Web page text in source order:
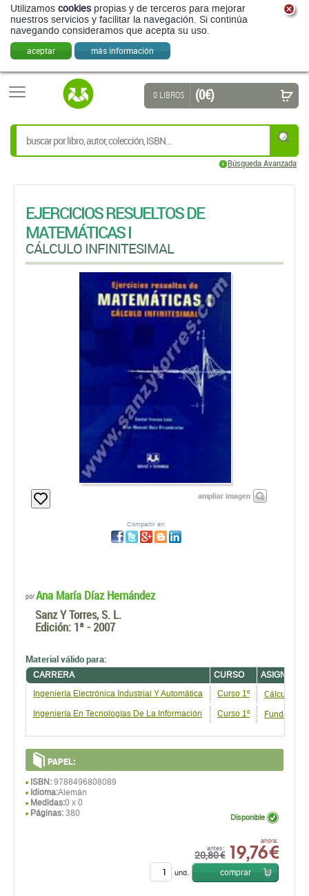
Utilizamos cookies propias y de terceros para mejorar
nuestros servicios y facilitar la navegación. Si continúa
navegando consideramos que acepta su uso.
aceptar más información
Búsqueda Avanzada
0 LIBROS (0 €)
EJERCICIOS RESUELTOS DE
MATEMÁTICAS I
CÁLCULO INFINITESIMAL
ampliar imagen
Compartir en:
porAna María Díaz Hernández
Sanz Y Torres, S. L.
Edición: 1ª - 2007
Material válido para:
CARRERA CURSO
Ingeniería Electrónica Industrial Y Automática
Curso 1º Cálculo I
Ingeniería En Tecnologías De La Información Curso 1º
PAPEL:
ISBN: 9788496808089
Idioma:Alemán
Medidas:0 x 0
Páginas: 380
antes:
20,80 €
ahora:
19,76 €
Disponible
und. comprar